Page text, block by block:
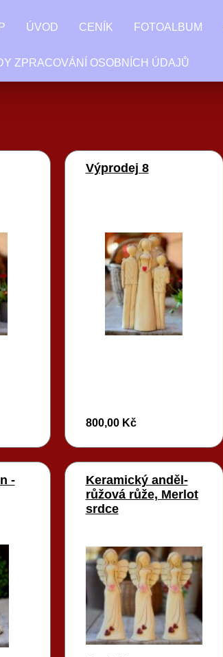
ÚVOD CENÍK FOTOALBUM
ZPRACOVÁNÍ OSOBNÍCH ÚDAJŮ
Výprodej 8
800,00 Kč
-
Keramický anděl-
růžová růže, Merlot
srdce